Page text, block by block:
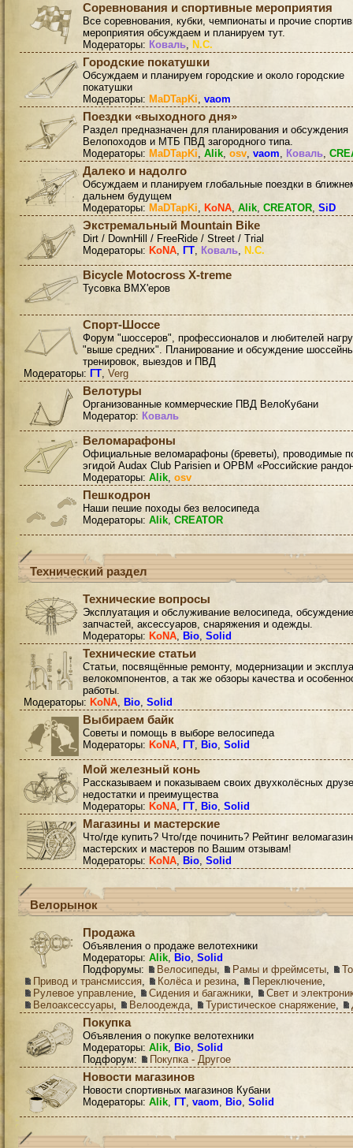
Соревнования и спортивные мероприятия
Все соревнования, кубки, чемпионаты и прочие
мероприятия обсуждаем и планируем тут.
Модераторы: Коваль, N.C.
Городские покатушки
Обсуждаем и планируем городские и около городские
покатушки
Модераторы: MaDTapKi, vaom
Поездки «выходного дня»
Раздел предназначен для планирования и обсуждения
Велопоходов и МТБ ПВД загородного типа.
Модераторы: MaDTapKi, Alik, osv, vaom, Коваль,
Далеко и надолго
Обсуждаем и планируем глобальные поездки в
дальнем будущем
Модераторы: MaDTapKi, KoNA, Alik, CREATOR, SiD
Экстремальный Mountain Bike
Dirt / DownHill / FreeRide / Street / Trial
Модераторы: KoNA, ГТ, Коваль, N.C.
Bicycle Motocross X-treme
Тусовка BMX'еров
Спорт-Шоссе
Форум "шоссеров", профессионалов и любителей
"выше средних". Планирование и обсуждение
тренировок, выездов и ПВД
Модераторы: ГТ, Verg
Велотуры
Организованные коммерческие ПВД ВелоКубани
Модератор: Коваль
Веломарафоны
Официальные веломарафоны (бреветы), проводимые
эгидой Audax Club Parisien и ОРВМ «Российские
Модераторы: Alik, osv
Пешкодрон
Наши пешие походы без велосипеда
Модераторы: Alik, CREATOR
Технический раздел
Технические вопросы
Эксплуатация и обслуживание велосипеда, обсуждение
запчастей, аксессуаров, снаряжения и одежды.
Модераторы: KoNA, Bio, Solid
Технические статьи
Статьи, посвящённые ремонту, модернизации и
велокомпонентов, а так же обзоры качества и
работы.
Модераторы: KoNA, Bio, Solid
Выбираем байк
Советы и помощь в выборе велосипеда
Модераторы: KoNA, ГТ, Bio, Solid
Мой железный конь
Рассказываем и показываем своих двухколёсных
недостатки и преимущества
Модераторы: KoNA, ГТ, Bio, Solid
Магазины и мастерские
Что/где купить? Что/где починить? Рейтинг
мастерских и мастеров по Вашим отзывам!
Модераторы: KoNA, Bio, Solid
Велорынок
Продажа
Объявления о продаже велотехники
Модераторы: Alik, Bio, Solid
Подфорумы:
Велосипеды, Рамы и фреймсеты,
Привод и трансмиссия, Колёса и резина, Переключение,
Рулевое управление, Сидения и багажники,
Свет и
Велоаксессуары, Велоодежда, Туристическое снаряжение,
Покупка
Объявления о покупке велотехники
Модераторы: Alik, Bio, Solid
Подфорум:
Покупка - Другое
Новости магазинов
Новости спортивных магазинов Кубани
Модераторы: Alik, ГТ, vaom, Bio, Solid